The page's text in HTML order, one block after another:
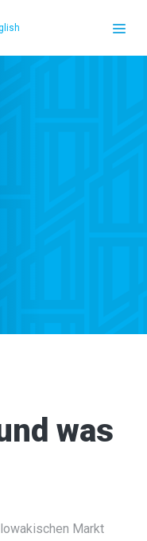
was
Markt